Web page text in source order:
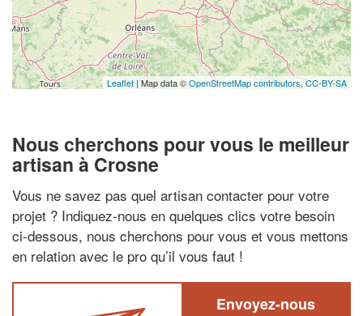
Leaflet | Map data ©OpenStreetMap contributors,CC-BY-SA
Nous cherchons pour vous le meilleur
artisan à Crosne
Vous ne savez pas quel artisan contacter pour votre
projet ? Indiquez-nous en quelques clics votre besoin
ci-dessous, nous cherchons pour vous et vous mettons
en relation avec le pro qu’il vous faut !
Envoyez-nous